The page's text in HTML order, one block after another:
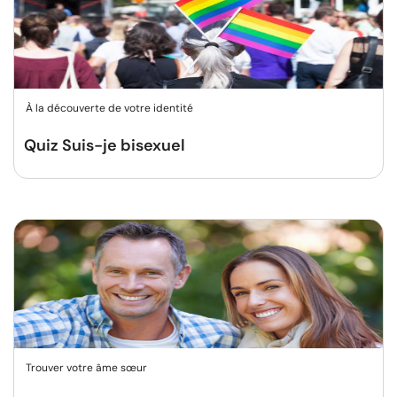
À la découverte de votre identité
Quiz Suis-je bisexuel
Trouver votre âme sœur